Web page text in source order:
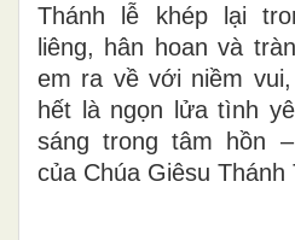
Thánh lễ khép lại
liêng, hân hoan và
em ra về với niềm
hết là ngọn lửa tình
sáng trong tâm hồn
của Chúa Giêsu Thánh